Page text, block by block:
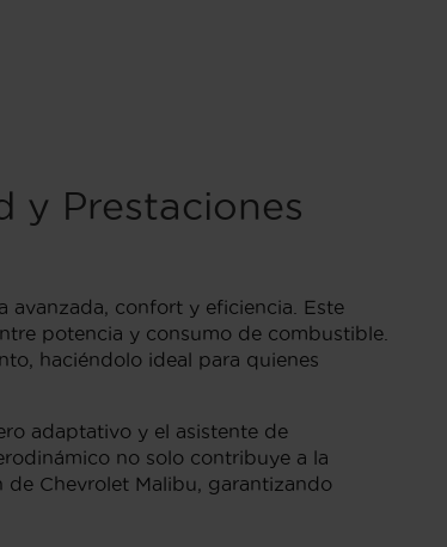
y Prestaciones
avanzada, confort y eficiencia. Este
potencia y consumo de combustible.
haciéndolo ideal para quienes
adaptativo y el asistente de
no solo contribuye a la
de Chevrolet Malibu, garantizando